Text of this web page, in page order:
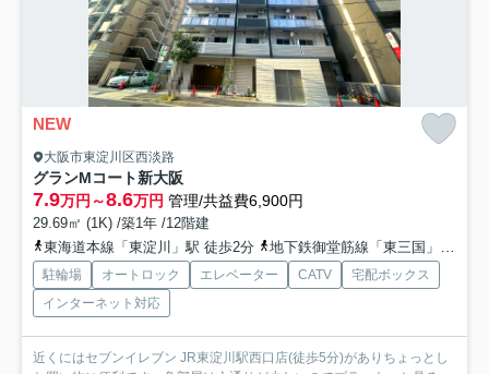
NEW
大阪市東淀川区西淡路
グランMコート新大阪
7.9万円～8.6万円 管理/共益費6,900円
29.69㎡ (1K) /築1年 /12階建
東海道本線「東淀川」駅 徒歩2分
地下鉄御堂筋線「東三国」駅 徒歩12分
駐輪場 オートロック エレベーター CATV
宅配ボックス
インターネット対応
近くにはセブンイレブン JR東淀川駅西口店(徒歩5分)がありちょっとし